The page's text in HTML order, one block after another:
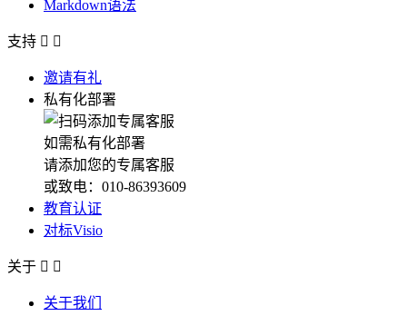
Markdown语法
支持  
邀请有礼
私有化部署
如需私有化部署
请添加您的专属客服
或致电：010-86393609
教育认证
对标Visio
关于  
关于我们